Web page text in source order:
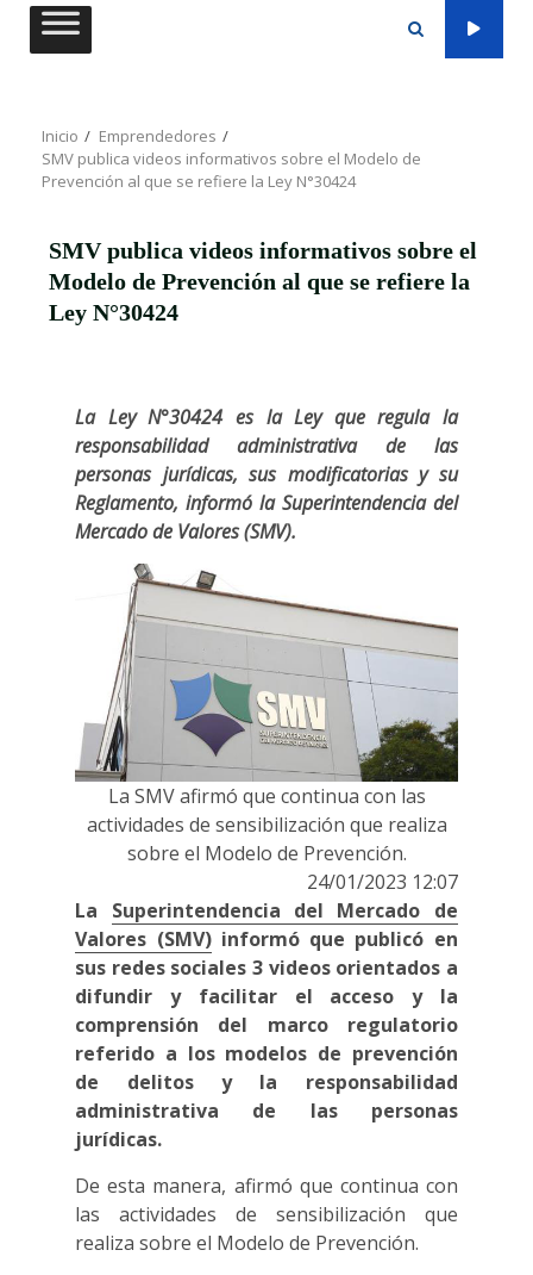
Saltar
Inicio
Emprendedores
SMV publica videos informativos sobre el Modelo de
Prevención al que se refiere la Ley N°30424
SMV publica videos informativos sobre el
Modelo de Prevención al que se refiere la
Ley N°30424
La Ley N°30424 es la Ley que regula la
responsabilidad administrativa de las
personas jurídicas, sus modificatorias y su
Reglamento, informó la Superintendencia del
Mercado de Valores (SMV).
La SMV afirmó que continua con las
actividades de sensibilización que realiza
sobre el Modelo de Prevención.
24/01/2023 12:07
La Superintendencia del Mercado de
Valores (SMV)informó que publicó en
sus redes sociales 3 videos orientados a
difundir y facilitar el acceso y la
comprensión del marco regulatorio
referido a los modelos de prevención
de delitos y la responsabilidad
administrativa de las personas
jurídicas.
De esta manera, afirmó que continua con
las actividades de sensibilización que
realiza sobre el Modelo de Prevención.